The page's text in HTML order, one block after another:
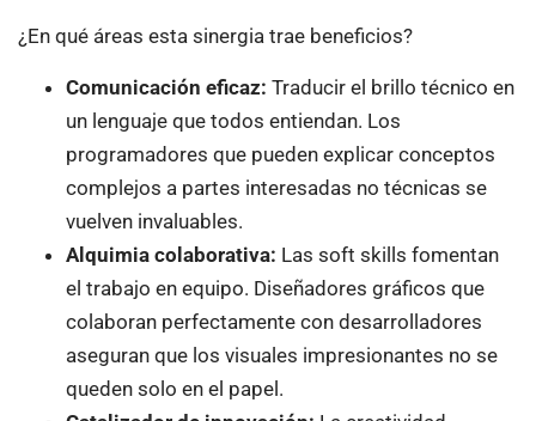
¿En qué áreas esta sinergia trae beneficios?
Comunicación eficaz: Traducir el brillo técnico en
un lenguaje que todos entiendan. Los
programadores que pueden explicar conceptos
complejos a partes interesadas no técnicas se
vuelven invaluables.
Alquimia colaborativa: Las soft skills fomentan
el trabajo en equipo. Diseñadores gráficos que
colaboran perfectamente con desarrolladores
aseguran que los visuales impresionantes no se
queden solo en el papel.